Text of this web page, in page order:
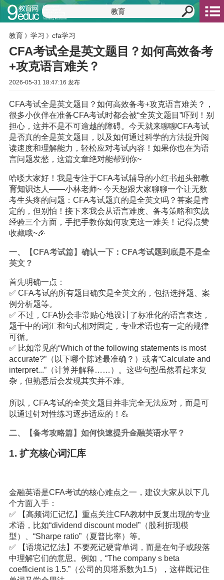
教育 》 学习 》 cfa学习
CFA考试全是英文题目？如何高效备考
+攻克语言难关？
2026-05-31 18:47:16 发布
CFA考试全是英文题目？如何高效备考+攻克语言难关？，
很多小伙伴在准备CFA考试时都会被“全英文题目”吓到！别
担心，这并不是不可逾越的障碍。今天就来聊聊CFA考试
是否真的全是英文题目，以及如何通过科学的方法提升阅
读速度和理解能力，轻松应对考试内容！如果你也在为语
言问题发愁，这篇文章绝对能帮到你~
哈喽大家好！我是专注于CFA考试辅导的小红书超头部教
育知识达人——小林老师~ 今天想跟大家聊聊一个让无数
考生头疼的问题：CFA考试题真的是全英文吗？答案是肯
定的，但别怕！接下来我会从语言难度、备考策略和实战
经验三个方面，手把手教你如何攻克这一难关！记得点赞
收藏哦~🎉
一、【CFA考试篇】确认一下：CFA考试题到底是不是全
英文？
首先明确一点：
✅ CFA考试的所有题目确实是全英文的，包括选择题、案
例分析题等。
✅ 不过，CFA协会非常贴心地设计了标准化的语言表达，
题干中的词汇和句式相对固定，专业术语也有一定的规律
可循。
✅ 比如常见的“Which of the following statements is most
accurate?”（以下哪个陈述最准确？）或者“Calculate and
interpret...”（计算并解释……）。这些句型虽然看起来复
杂，但熟悉后会发现其实并不难。
所以，CFA考试的全英文题目并非完全无法应对，而是可
以通过针对性练习逐步适应的！💪
二、【备考攻略篇】如何快速提升金融英语水平？
1. 扩充核心词汇库
金融英语是CFA考试的核心难点之一，建议大家从以下几
个方面入手：
✅ 【高频词汇记忆】重点关注CFA教材中反复出现的专业
术语，比如“dividend discount model”（股利折现模
型）、“Sharpe ratio”（夏普比率）等。
✅ 【语境记忆法】不要死记硬背单词，而是在句子或段落
中理解它们的意思。例如，“The company s beta
coefficient is 1.5.”（公司的贝塔系数为1.5），这样既记住